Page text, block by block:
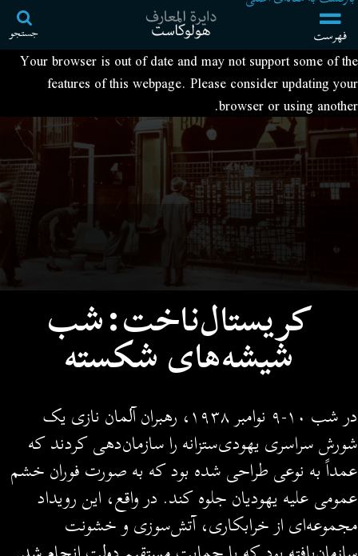
فهرست
جستجو
Your browser is out of date and may not support some of the
features of this webpage. Please consider updating your
browser or using another.
کریستال‌ناخت:شب
شیشه‌های شکسته
در شب ۱۰-۹ نوامبر ۱۹۳۸، رهبران آلمان نازی یک
شورش سراسری یهودی‌ستزانه را سازمان‌دهی کردند که
عمداً به نوعی طراحی شده بود که به صورت فوران خشم
عمومی علیه یهودیان جلوه کند. در واقع، این رویداد
مجموعه‌ای از خرابکاری، آتش‌سوزی و خشونت